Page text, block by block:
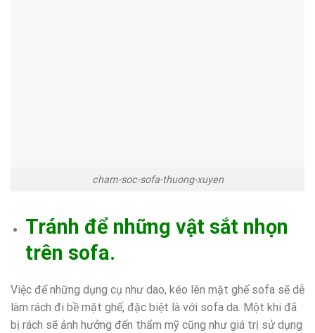
cham-soc-sofa-thuong-xuyen
Tránh để những vật sắt nhọn
trên sofa.
Việc để những dụng cụ như dao, kéo lên mặt ghế sofa sẽ dễ
làm rách đi bề mặt ghế, đặc biệt là với sofa da. Một khi đã
bị rách sẽ ảnh hưởng đến thẩm mỹ cũng như giá trị sử dụng